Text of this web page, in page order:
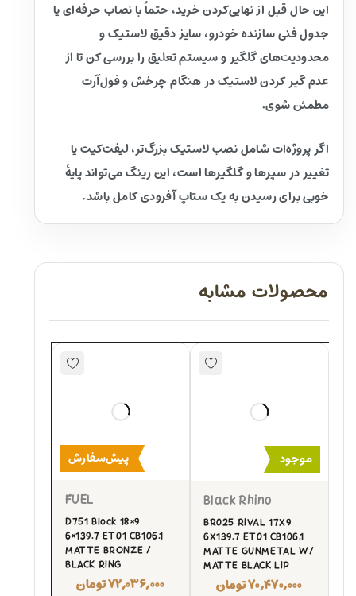
این حال قبل از نهایی‌کردن خرید، حتماً با نصاب حرفه‌ای یا
جدول فنی سازنده خودرو، سایز دقیق لاستیک و
محدودیت‌های گلگیر و سیستم تعلیق را بررسی کن تا از
عدم گیر کردن لاستیک در هنگام چرخش و فول‌آرت
مطمئن شوی.
اگر پروژه‌ات شامل نصب لاستیک بزرگ‌تر، لیفت‌کیت یا
تغییر در سپرها و گلگیرها است، این رینگ می‌تواند پایهٔ
خوبی برای رسیدن به یک ستاپ آفرودی کامل باشد.
محصولات مشابه
موجود
Black Rhino
BR025 RIVAL 17X9
6X139.7 ET01 CB106.1
MATTE GUNMETAL W/
MATTE BLACK LIP
۷۰,۴۷۰,۰۰۰تومان
پیش‌سفارش
FUEL
D751 Block 18×9
6×139.7 ET01 CB106.1
MATTE BRONZE /
BLACK RING
۷۲,۰۳۶,۰۰۰تومان